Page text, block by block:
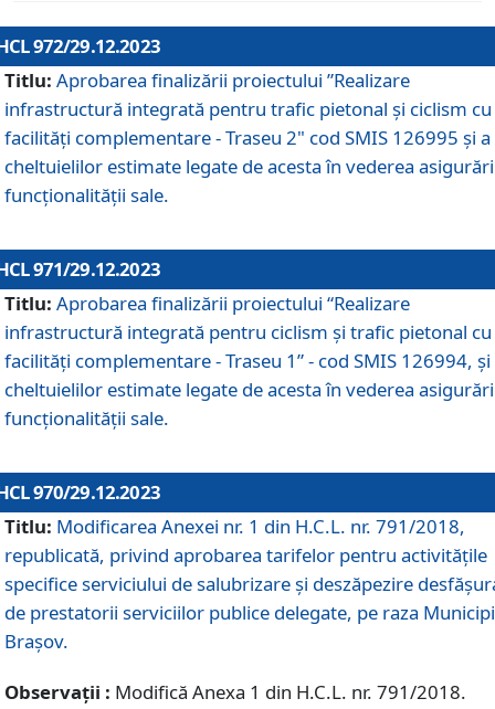
972/29.12.2023
Titlu: Aprobarea finalizării proiectului ”Realizare
infrastructură integrată pentru trafic pietonal și ciclism cu
facilități complementare - Traseu 2" cod SMIS 126995 și a
cheltuielilor estimate legate de acesta în vederea
funcționalității sale.
971/29.12.2023
Titlu: Aprobarea finalizării proiectului “Realizare
infrastructură integrată pentru ciclism şi trafic pietonal cu
facilităţi complementare - Traseu 1” - cod SMIS 126994, și
cheltuielilor estimate legate de acesta în vederea
funcționalității sale.
970/29.12.2023
Titlu: Modificarea Anexei nr. 1 din H.C.L. nr. 791/2018,
republicată, privind aprobarea tarifelor pentru activitățile
specifice serviciului de salubrizare și deszăpezire
de prestatorii serviciilor publice delegate, pe raza
Brașov.
Observații : Modifică Anexa 1 din H.C.L. nr. 791/2018.